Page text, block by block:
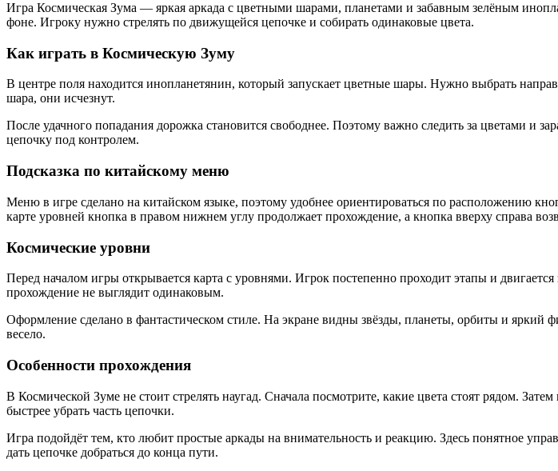
Игра Космическая Зума — яркая аркада с цветными шарами, планетами и забавным зелёным
фоне. Игроку нужно стрелять по движущейся цепочке и собирать одинаковые цвета.
Как играть в Космическую Зуму
В центре поля находится инопланетянин, который запускает цветные шары. Нужно выбрать
шара, они исчезнут.
После удачного попадания дорожка становится свободнее. Поэтому важно следить за цветами и
цепочку под контролем.
Подсказка по китайскому меню
Меню в игре сделано на китайском языке, поэтому удобнее ориентироваться по расположению
карте уровней кнопка в правом нижнем углу продолжает прохождение, а кнопка вверху справа
Космические уровни
Перед началом игры открывается карта с уровнями. Игрок постепенно проходит этапы и
прохождение не выглядит одинаковым.
Оформление сделано в фантастическом стиле. На экране видны звёзды, планеты, орбиты и
весело.
Особенности прохождения
В Космической Зуме не стоит стрелять наугад. Сначала посмотрите, какие цвета стоят рядом.
быстрее убрать часть цепочки.
Игра подойдёт тем, кто любит простые аркады на внимательность и реакцию. Здесь понятное
дать цепочке добраться до конца пути.